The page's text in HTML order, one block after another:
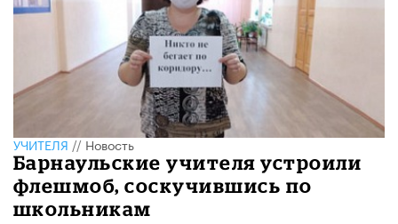
УЧИТЕЛЯ//Новость
Барнаульские учителя устроили
флешмоб, соскучившись по
школьникам